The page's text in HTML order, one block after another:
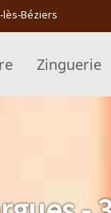
lès-Béziers
Zinguerie